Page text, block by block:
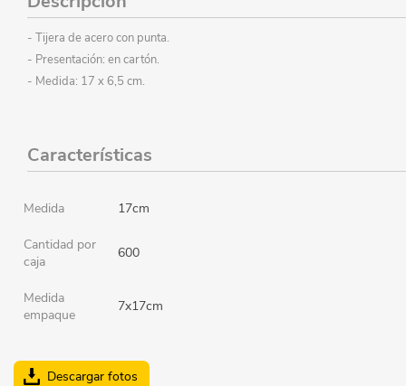
- Tijera de acero con punta.
- Presentación: en cartón.
- Medida: 17 x 6,5 cm.
Características
Medida 17cm
Cantidad por
caja
600
Medida
empaque
7x17cm
Descargar fotos